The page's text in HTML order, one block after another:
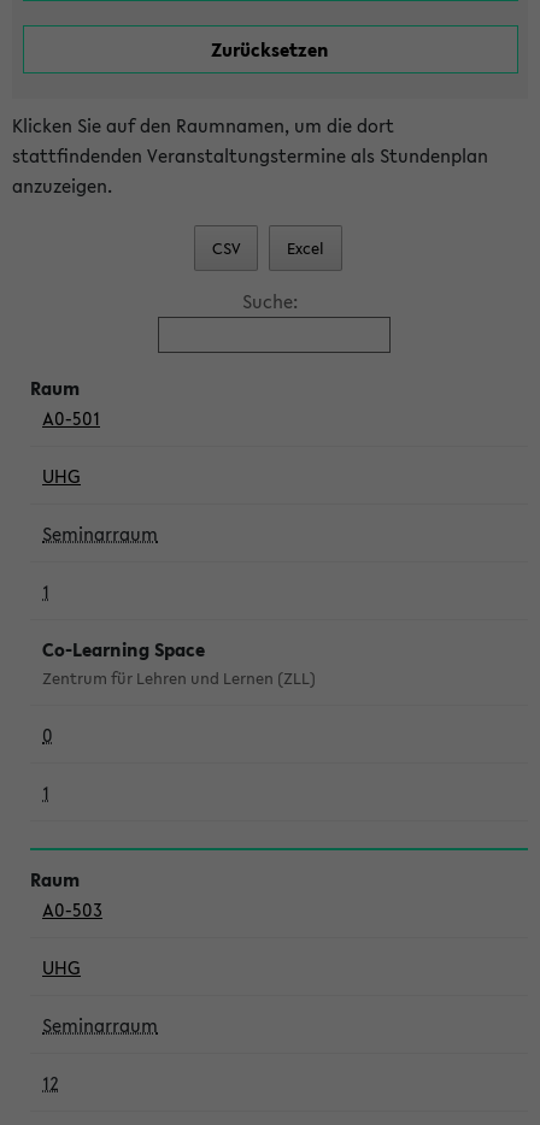
Klicken Sie auf den Raumnamen, um die dort
stattfindenden Veranstaltungstermine als Stundenplan
anzuzeigen.
CSV Excel
Suche:
A0-501
UHG
Seminarraum
1
Co-Learning Space
Zentrum für Lehren und Lernen (ZLL)
0
1
A0-503
UHG
Seminarraum
12